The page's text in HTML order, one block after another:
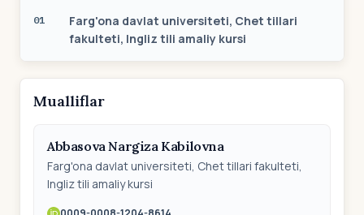
01
Farg'ona davlat universiteti, Chet tillari
fakulteti, Ingliz tili amaliy kursi
Mualliflar
Abbasova Nargiza Kabilovna
Farg'ona davlat universiteti, Chet tillari fakulteti,
Ingliz tili amaliy kursi